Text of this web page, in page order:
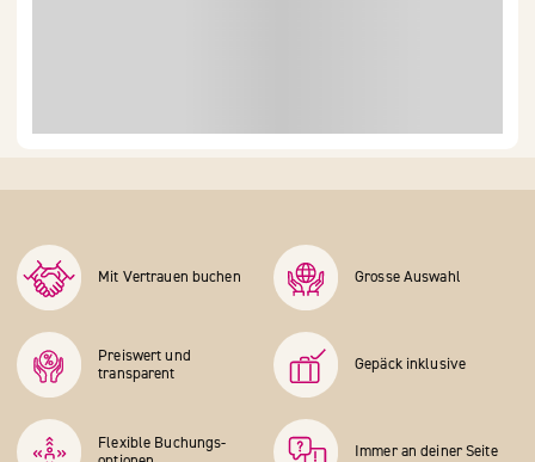
Mit Vertrauen buchen Grosse Auswahl
Preiswert und
transparent
Gepäck inklusive
Flexible Buchungs­
Immer an deiner Seite